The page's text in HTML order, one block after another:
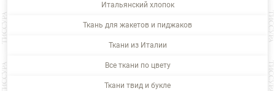
Итальянский хлопок
Ткань для жакетов и пиджаков
Ткани из Италии
Все ткани по цвету
Ткани твид и букле